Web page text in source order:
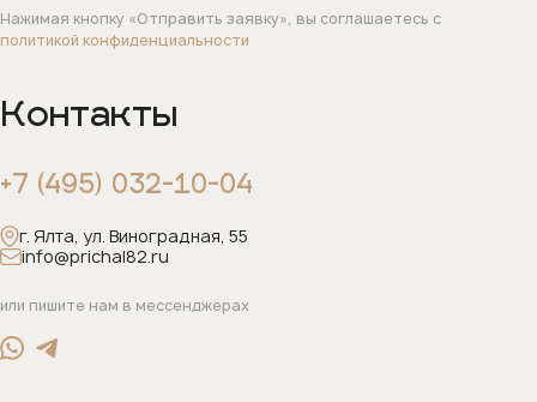
Нажимая кнопку «Отправить заявку», вы соглашаетесь с
политикой конфиденциальности
Контакты
+7 (495) 032-10-04
г. Ялта, ул. Виноградная, 55
info@prichal82.ru
или пишите нам в мессенджерах